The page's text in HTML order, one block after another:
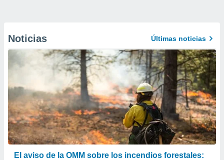
Noticias Últimas noticias
El aviso de la OMM sobre los incendios forestales: